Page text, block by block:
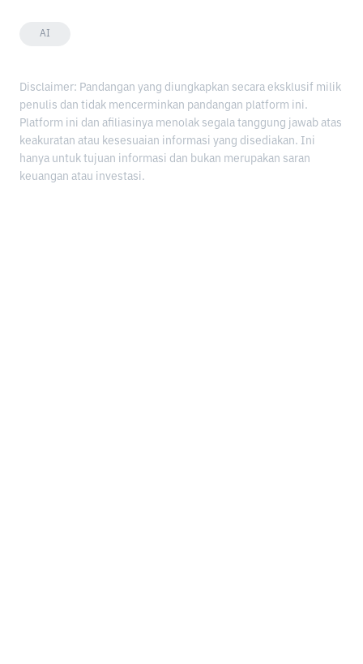
AI
Disclaimer: Pandangan yang diungkapkan secara eksklusif milik
penulis dan tidak mencerminkan pandangan platform ini.
Platform ini dan afiliasinya menolak segala tanggung jawab atas
keakuratan atau kesesuaian informasi yang disediakan. Ini
hanya untuk tujuan informasi dan bukan merupakan saran
keuangan atau investasi.